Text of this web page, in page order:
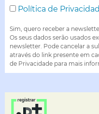
Política de
Sim, quero receber a
Os seus dados serão usados
newsletter. Pode cancelar a
através do link presente em
de Privacidade para mais